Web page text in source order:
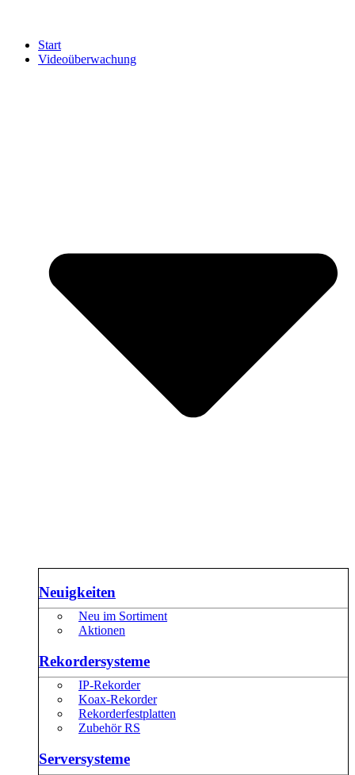
Start
Videoüberwachung
Neuigkeiten
Neu im Sortiment
Aktionen
Rekordersysteme
IP-Rekorder
Koax-Rekorder
Rekorderfestplatten
Zubehör RS
Serversysteme